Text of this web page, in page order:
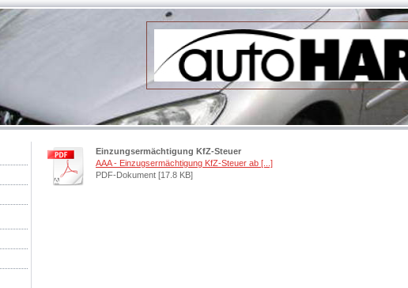
Einzungsermächtigung KfZ-Steuer
AAA - Einzugsermächtigung KfZ-Steuer ab [...]
PDF-Dokument [17.8 KB]